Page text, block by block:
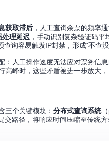
获取滞后 ，人工查询余票的频率
处理延迟 ，手动识别复杂验证码
询容易触发IP封禁，形成"不查
人工操作速度无法应对票务信
峰时，这些矛盾被进一步放大，
三个关键模块： 分布式查询系统
交路径，将响应时间压缩至传统方